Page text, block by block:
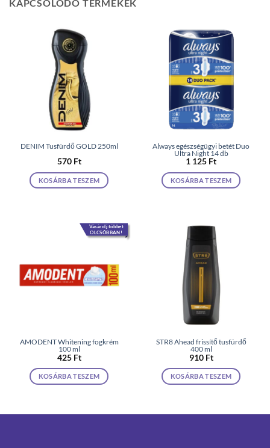
KAPCSOLÓDÓ TERMÉKEK
DENIM Tusfürdő GOLD 250ml
570 Ft
KOSÁRBA TESZEM
Always egészségügyi betét Duo
Ultra Night 14 db
1 125 Ft
KOSÁRBA TESZEM
Vásárolj többet
OLCSÓBBAN!
AMODENT Whitening fogkrém
100 ml
425 Ft
KOSÁRBA TESZEM
STR8 Ahead frissítő tusfürdő
400 ml
910 Ft
KOSÁRBA TESZEM